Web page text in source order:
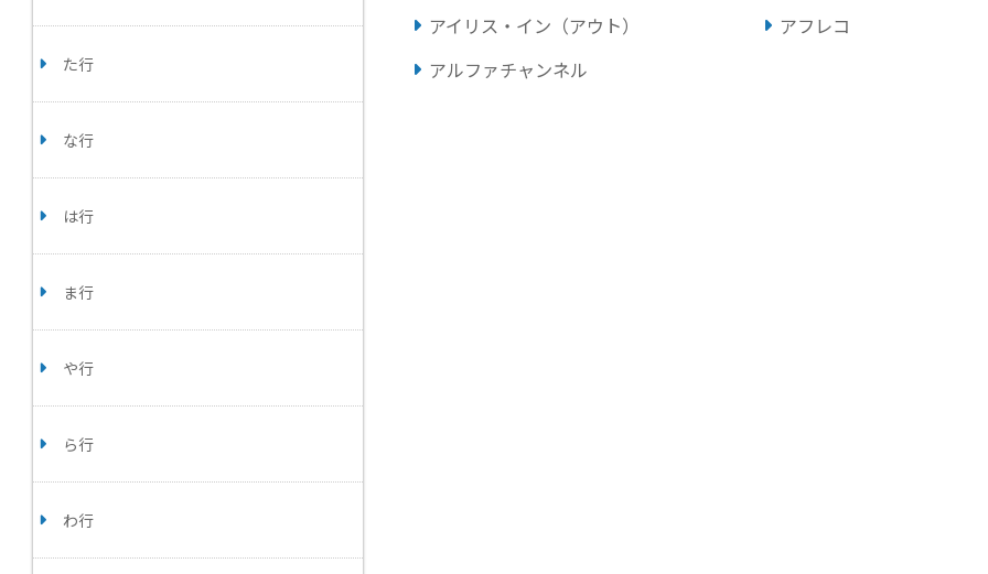
た行
な行
は行
ま行
や行
ら行
わ行
アイリス・イン（アウト）
アフレコ
アルファチャンネル